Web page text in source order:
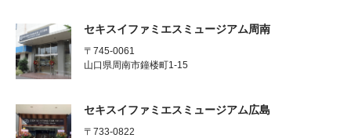
セキスイファミエスミュージアム周南
〒745-0061
山口県周南市鐘楼町1-15
セキスイファミエスミュージアム広島
〒733-0822